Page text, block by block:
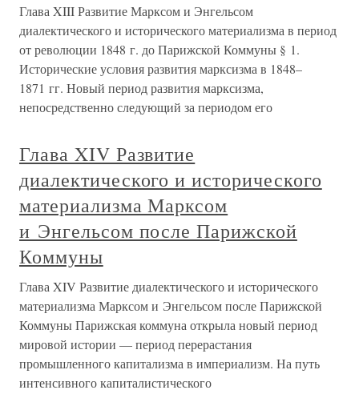
Глава XIII Развитие Марксом и Энгельсом
диалектического и исторического материализма в период
от революции 1848 г. до Парижской Коммуны § 1.
Исторические условия развития марксизма в 1848–
1871 гг. Новый период развития марксизма,
непосредственно следующий за периодом его
Глава XIV Развитие
диалектического и исторического
материализма Марксом
и Энгельсом после Парижской
Коммуны
Глава XIV Развитие диалектического и исторического
материализма Марксом и Энгельсом после Парижской
Коммуны Парижская коммуна открыла новый период
мировой истории — период перерастания
промышленного капитализма в империализм. На путь
интенсивного капиталистического